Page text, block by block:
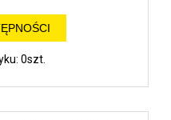
0szt.